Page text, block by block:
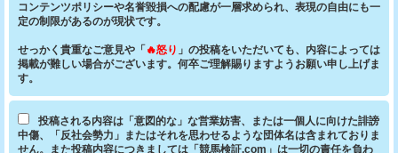
コンテンツポリシーや名誉毀損への配慮が一層求められ、表現の自由にも一
定の制限があるのが現状です。
せっかく貴重なご意見や「 🔥怒り 」の投稿をいただいても、内容によっては
掲載が難しい場合がございます。何卒ご理解賜りますようお願い申し上げま
す。
投稿される内容は「意図的な」な営業妨害、または一個人に向けた誹謗
中傷、「反社会勢力」またはそれを思わせるような団体名は含まれておりま
せん。また投稿内容につきましては「競馬検証.com」は一切の責任を負わ